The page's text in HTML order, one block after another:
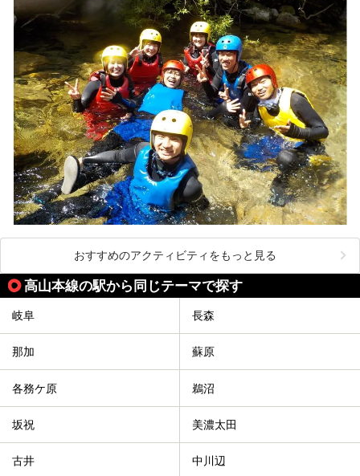
おすすめのアクティビティをもっと見る
高山本線の駅から同じテーマで探す
岐阜 長森
那加 蘇原
各務ケ原 鵜沼
坂祝 美濃太田
古井 中川辺